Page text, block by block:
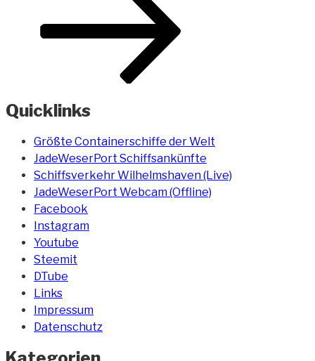
Quicklinks
Größte Containerschiffe der Welt
JadeWeserPort Schiffsankünfte
Schiffsverkehr Wilhelmshaven (Live)
JadeWeserPort Webcam (Offline)
Facebook
Instagram
Youtube
Steemit
DTube
Links
Impressum
Datenschutz